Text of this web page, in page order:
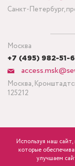
Санкт-Петербург,
Москва
+7 (495) 982-51-
Москва,
125212
Используя наш
которые
улучшаем